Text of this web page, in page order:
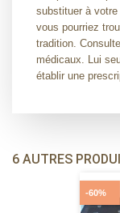
substituer à
vous pourriez
tradition.
médicaux. Lui
établir une
6 AUTRES
-60%